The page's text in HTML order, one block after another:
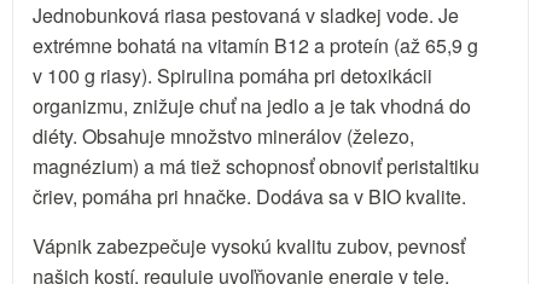
Jednobunková riasa pestovaná v sladkej vode. Je
extrémne bohatá na vitamín B12 a proteín (až 65,9 g
v 100 g riasy). Spirulina pomáha pri detoxikácii
organizmu, znižuje chuť na jedlo a je tak vhodná do
diéty. Obsahuje množstvo minerálov (železo,
magnézium) a má tiež schopnosť obnoviť peristaltiku
čriev, pomáha pri hnačke. Dodáva sa v BIO kvalite.
Vápnik zabezpečuje vysokú kvalitu zubov, pevnosť
našich kostí, reguluje uvoľňovanie energie v tele,